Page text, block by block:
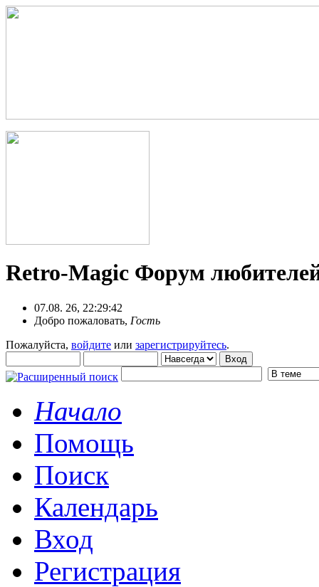
Retro-Magic Форум
07.08. 26, 22:29:42
Добро пожаловать, Гость
Пожалуйста, войдите или зарегистрируйтесь.
Начало
Помощь
Поиск
Календарь
Вход
Регистрация